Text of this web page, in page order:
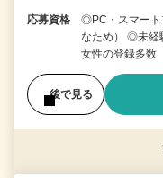
応募資格
◎PC・スマート
なため） ◎未経
女性の登録多
後で見る